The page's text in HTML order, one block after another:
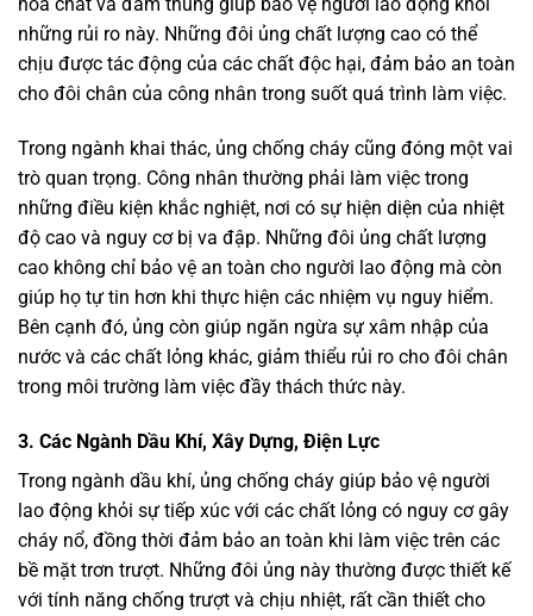
những rủi ro này. Những đôi ủng chất lượng cao có thể
chịu được tác động của các chất độc hại, đảm bảo an toàn
cho đôi chân của công nhân trong suốt quá trình làm việc.
Trong ngành khai thác, ủng chống cháy cũng đóng một vai
trò quan trọng. Công nhân thường phải làm việc trong
những điều kiện khắc nghiệt, nơi có sự hiện diện của nhiệt
độ cao và nguy cơ bị va đập. Những đôi ủng chất lượng
cao không chỉ bảo vệ an toàn cho người lao động mà còn
giúp họ tự tin hơn khi thực hiện các nhiệm vụ nguy hiểm.
Bên cạnh đó, ủng còn giúp ngăn ngừa sự xâm nhập của
nước và các chất lỏng khác, giảm thiểu rủi ro cho đôi chân
trong môi trường làm việc đầy thách thức này.
3. Các Ngành Dầu Khí, Xây Dựng, Điện Lực
Trong ngành dầu khí, ủng chống cháy giúp bảo vệ người
lao động khỏi sự tiếp xúc với các chất lỏng có nguy cơ gây
cháy nổ, đồng thời đảm bảo an toàn khi làm việc trên các
bề mặt trơn trượt. Những đôi ủng này thường được thiết kế
với tính năng chống trượt và chịu nhiệt, rất cần thiết cho